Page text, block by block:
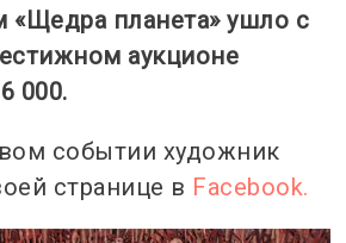
«Щедра планета» ушло с
аукционе
000.
событии художник
странице в Facebook.